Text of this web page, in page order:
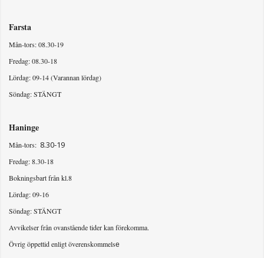
Farsta
Mån-tors: 08.30-19
Fredag: 08.30-18
Lördag: 09-14 (Varannan lördag)
Söndag: STÄNGT
Haninge
Mån-tors: 8.30-19
Fredag: 8.30-18
Bokningsbart från kl.8
Lördag: 09-16
Söndag: STÄNGT
Avvikelser från ovanstående tider kan förekomma.
Övrig öppettid enligt överenskommelse